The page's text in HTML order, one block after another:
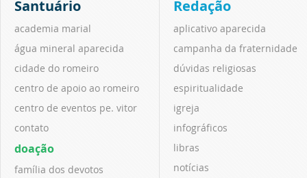
Santuário
academia marial
água mineral aparecida
cidade do romeiro
centro de apoio ao romeiro
centro de eventos pe. vitor
contato
doação
família dos devotos
Redação
aplicativo aparecida
campanha da fraternidade
dúvidas religiosas
espiritualidade
igreja
infográficos
libras
notícias